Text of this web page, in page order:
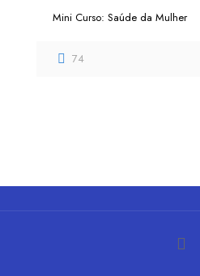
Mini Curso: Saúde da Mulher
74